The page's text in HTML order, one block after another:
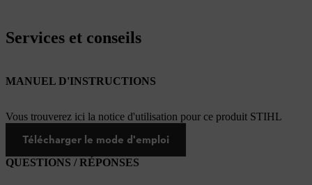
Services et conseils
MANUEL D'INSTRUCTIONS
Vous trouverez ici la notice d'utilisation pour ce produit STIHL
Télécharger le mode d'emploi
QUESTIONS / RÉPONSES